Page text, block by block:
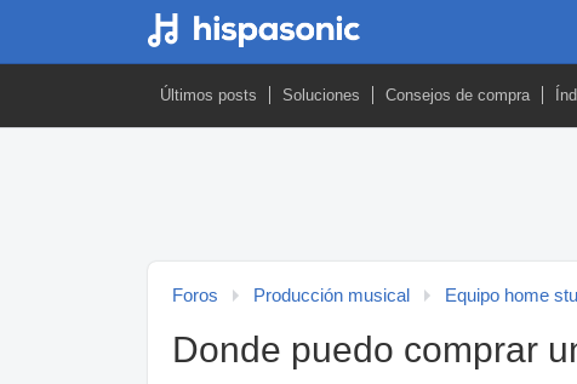
Últimos posts Soluciones Consejos de compra
Foros Producción musical Equipo home
Donde puedo comprar